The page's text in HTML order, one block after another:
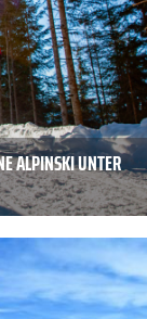
­ALPINSKI UNTER